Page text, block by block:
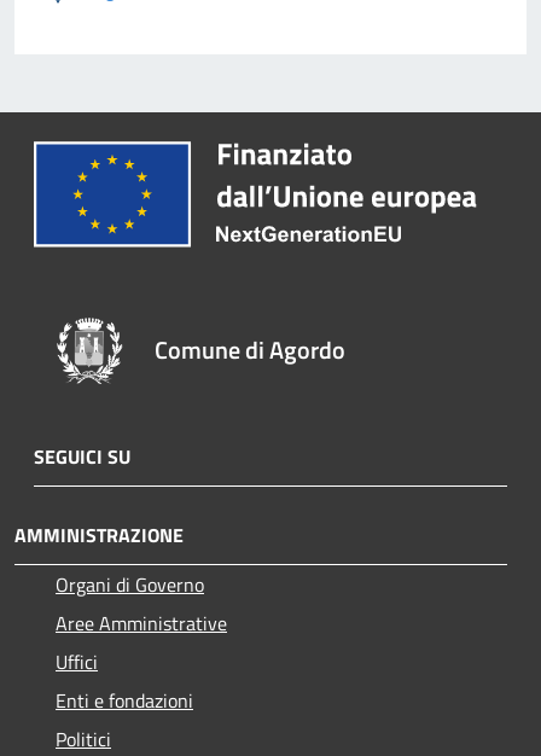
Comune di Agordo
SEGUICI SU
AMMINISTRAZIONE
Organi di Governo
Aree Amministrative
Uffici
Enti e fondazioni
Politici